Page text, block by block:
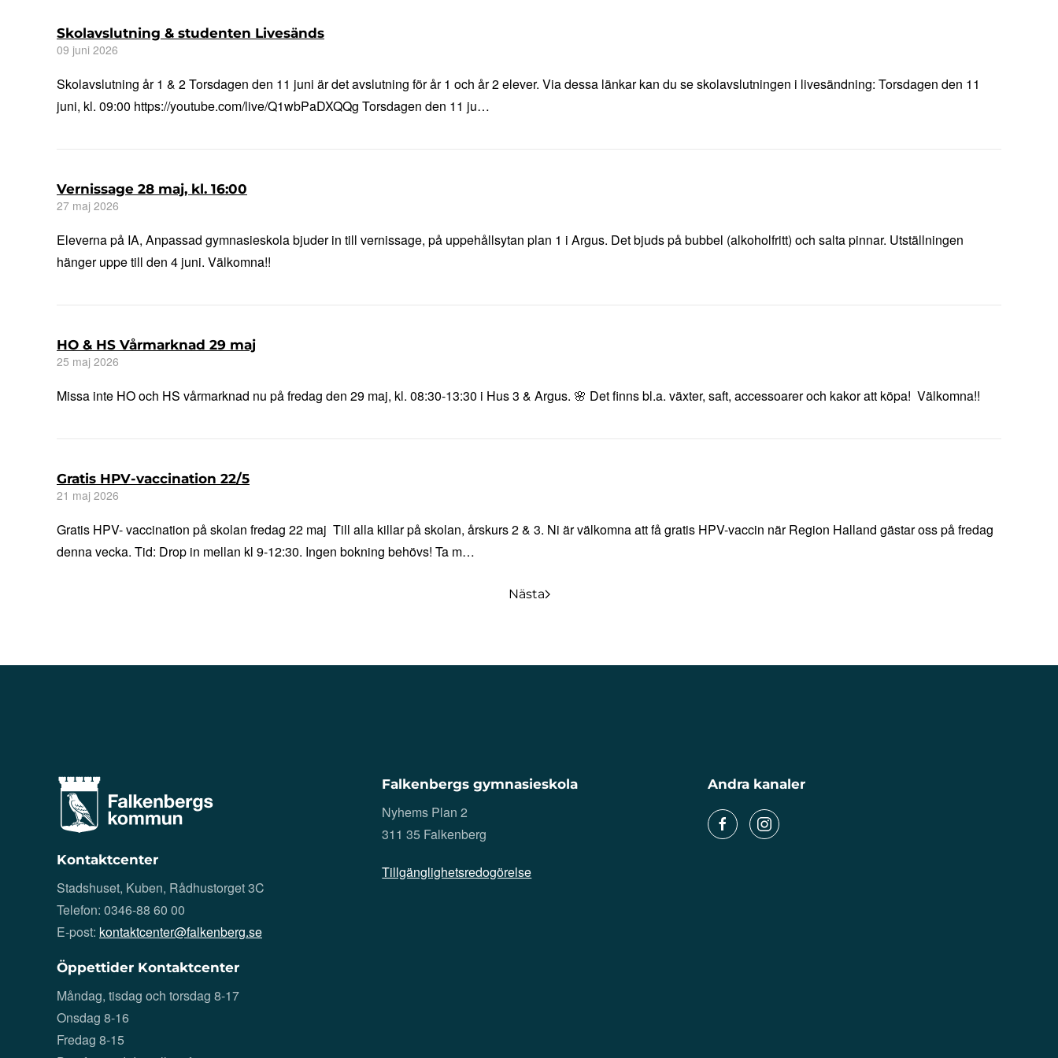
Skolavslutning & studenten Livesänds
09 juni 2026
Skolavslutning år 1 & 2 Torsdagen den 11 juni är det avslutning för år 1 och år 2 elever. Via dessa länkar kan du se skolavslutningen i livesändning: Torsdagen den 11
juni, kl. 09:00 https://youtube.com/live/Q1wbPaDXQQg Torsdagen den 11 ju…
Vernissage 28 maj, kl. 16:00
27 maj 2026
Eleverna på IA, Anpassad gymnasieskola bjuder in till vernissage, på uppehållsytan plan 1 i Argus. Det bjuds på bubbel (alkoholfritt) och salta pinnar. Utställningen
hänger uppe till den 4 juni. Välkomna!!
HO & HS Vårmarknad 29 maj
25 maj 2026
Missa inte HO och HS vårmarknad nu på fredag den 29 maj, kl. 08:30-13:30 i Hus 3 & Argus. 🌸 Det finns bl.a. växter, saft, accessoarer och kakor att köpa! Välkomna!!
Gratis HPV-vaccination 22/5
21 maj 2026
Gratis HPV- vaccination på skolan fredag 22 maj Till alla killar på skolan, årskurs 2 & 3. Ni är välkomna att få gratis HPV-vaccin när Region Halland gästar oss på fredag
denna vecka. Tid: Drop in mellan kl 9-12:30. Ingen bokning behövs! Ta m…
Nästa
Kontaktcenter
Stadshuset, Kuben, Rådhustorget 3C
Telefon: 0346-88 60 00
E-post: kontaktcenter@falkenberg.se
Öppettider Kontaktcenter
Måndag, tisdag och torsdag 8-17
Onsdag 8-16
Fredag 8-15
Falkenbergs gymnasieskola
Nyhems Plan 2
311 35 Falkenberg
Tillgänglighetsredogörelse
Andra kanaler